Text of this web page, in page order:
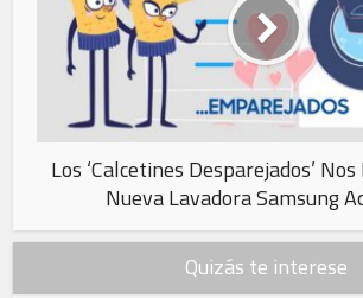
Los ‘Calcetines Desparejados’
Nueva Lavadora Samsung
Quizás te interese